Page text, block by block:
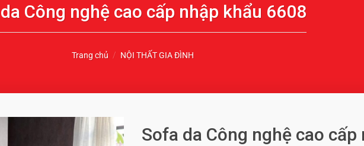
Công nghệ cao cấp nhập khẩu 6608
Trang chủ / NỘI THẤT GIA ĐÌNH
Sofa da Công nghệ cao